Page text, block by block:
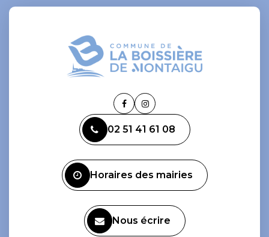
Lien
le
compte
Lien
le
compte
02 51 41 61 08
Horaires des mairies
Nous écrire